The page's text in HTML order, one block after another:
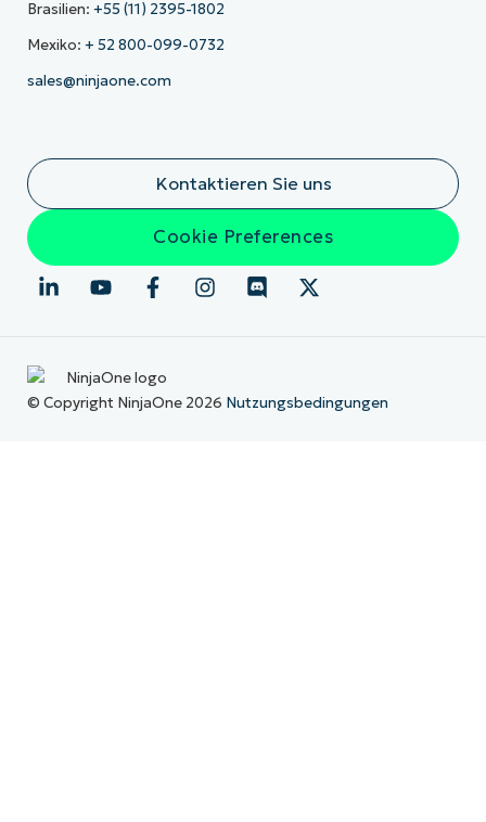
Brasilien: +55 (11) 2395-1802
Mexiko: + 52 800-099-0732
sales@ninjaone.com
Kontaktieren Sie uns
Cookie Preferences
© Copyright NinjaOne 2026 Nutzungsbedingungen